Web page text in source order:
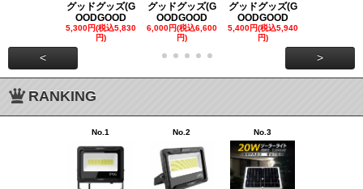
グッドグッズ(G
OODGOOD
5,300円(税込5,830
円)
グッドグッズ(G
OODGOOD
6,000円(税込6,600
円)
グッドグッズ(G
OODGOOD
5,400円(税込5,940
円)
< >
RANKING
No.1 No.2 No.3